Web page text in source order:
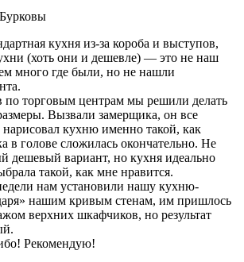
кухня из-за короба и выступов,
(хоть они и дешевле) — это не наш
много где были, но не нашли
по торговым центрам мы решили делать
Вызвали замерщика, он все
кухню именно такой, как
в голове сложилась окончательно. Не
дешевый вариант, но кухня идеально
такой, как мне нравится.
нам установили нашу кухню-
нашим кривым стенам, им пришлось
верхних шкафчиков, но результат
Рекомендую!